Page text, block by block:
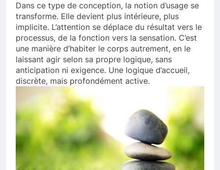
Dans ce type de conception, la notion d’usage se
transforme. Elle devient plus intérieure, plus
implicite. L’attention se déplace du résultat vers le
processus, de la fonction vers la sensation. C’est
une manière d’habiter le corps autrement, en le
laissant agir selon sa propre logique, sans
anticipation ni exigence. Une logique d’accueil,
discrète, mais profondément active.